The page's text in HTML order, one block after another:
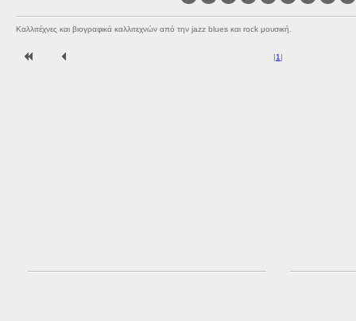
Καλλιτέχνες και βιογραφικά καλλιτεχνών από την jazz blues και rock μουσική.
|1 |